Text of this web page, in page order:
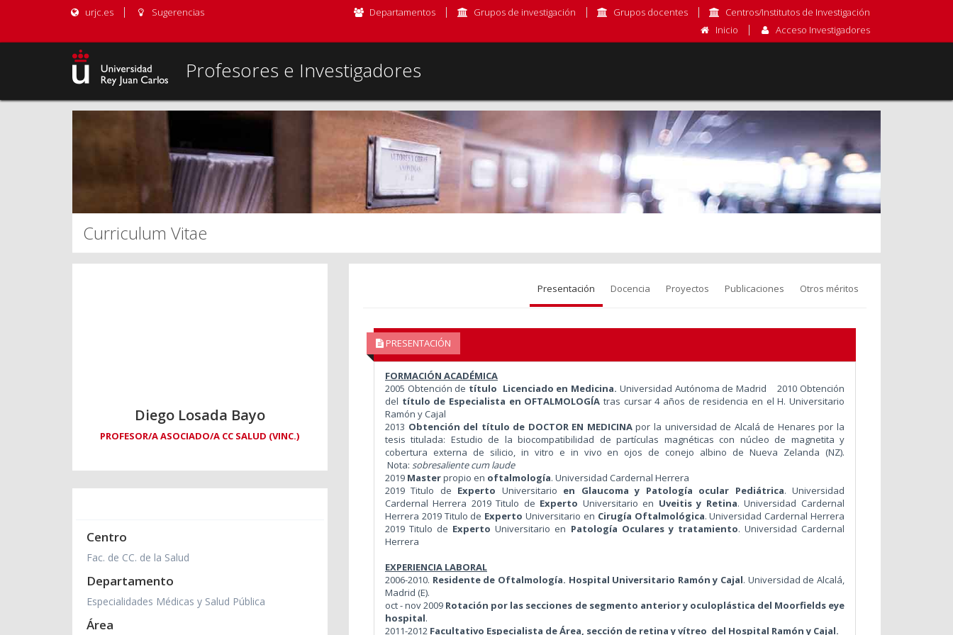
urjc.es Sugerencias Departamentos Grupos de investigación Grupos docentes
Centros/Institutos de Investigación
Inicio
Acceso Investigadores
Profesores e Investigadores
Curriculum Vitae
Diego Losada Bayo
PROFESOR/A ASOCIADO/A CC SALUD (VINC.)
Centro
Fac. de CC. de la Salud
Departamento
Especialidades Médicas y Salud Pública
Área
Presentación Docencia Proyectos Publicaciones Otros méritos
PRESENTACIÓN
FORMACIÓN ACADÉMICA
2005 Obtención de título Licenciado en Medicina. Universidad Autónoma de Madrid 2010 Obtención
del título de Especialista en OFTALMOLOGÍA tras cursar 4 años de residencia en el H. Universitario
Ramón y Cajal
2013 Obtención del título de DOCTOR EN MEDICINApor la universidad de Alcalá de Henares por la
tesis titulada: Estudio de la biocompatibilidad de partículas magnéticas con núcleo de magnetita y
cobertura externa de silicio, in vitro e in vivo en ojos de conejo albino de Nueva Zelanda (NZ).
Nota: sobresaliente cum laude
2019 Masterpropio en oftalmología. Universidad Cardernal Herrera
2019 Titulo de Experto Universitario en Glaucoma y Patología ocular Pediátrica. Universidad
Cardernal Herrera 2019 Titulo de Experto Universitario en Uveitis y Retina. Universidad Cardernal
Herrera 2019 Titulo de Experto Universitario en Cirugía Oftalmológica. Universidad Cardernal Herrera
2019 Titulo de Experto Universitario en Patología Oculares y tratamiento. Universidad Cardernal
Herrera
EXPERIENCIA LABORAL
2006-2010. Residente de Oftalmología. Hospital Universitario Ramón y Cajal. Universidad de Alcalá,
Madrid (E).
oct - nov 2009 Rotación por las secciones de segmento anterior y oculoplástica del Moorfields eye
hospital.
2011-2012 Facultativo Especialista de Área, sección de retina y vítreo del Hospital Ramón y Cajal.